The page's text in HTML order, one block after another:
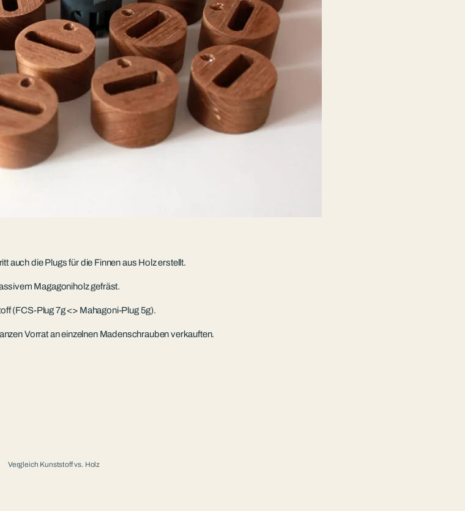
auch die Plugs für die Finnen aus Holz erstellt.
Magagoniholz gefräst.
(FCS-Plug 7g <> Mahagoni-Plug 5g).
Vorrat an einzelnen Madenschrauben verkauften.
Vergleich Kunststoff vs. Holz